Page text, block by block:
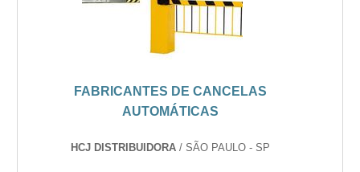
FABRICANTES DE CANCELAS
AUTOMÁTICAS
HCJ DISTRIBUIDORA/ SÃO PAULO - SP